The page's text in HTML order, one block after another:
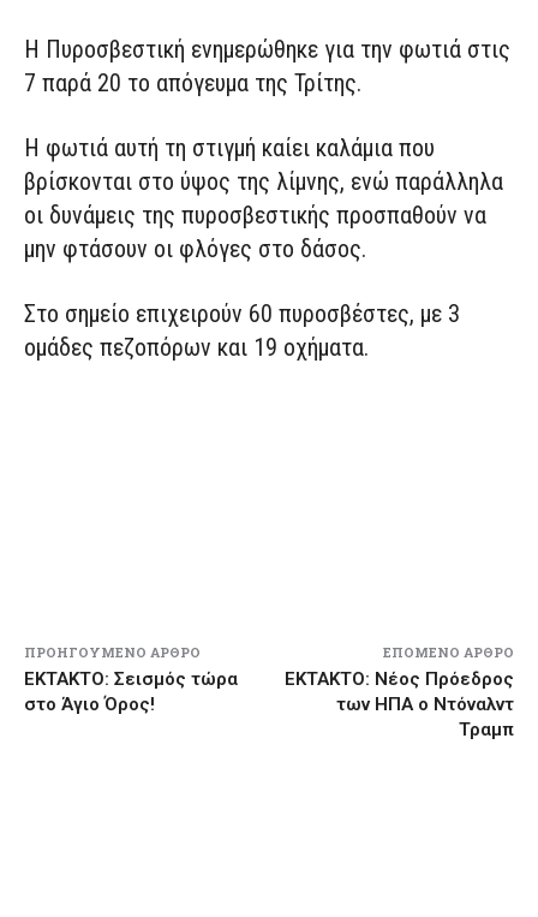
Η Πυροσβεστική ενημερώθηκε για την φωτιά στις
7 παρά 20 το απόγευμα της Τρίτης.
Η φωτιά αυτή τη στιγμή καίει καλάμια που
βρίσκονται στο ύψος της λίμνης, ενώ παράλληλα
οι δυνάμεις της πυροσβεστικής προσπαθούν να
μην φτάσουν οι φλόγες στο δάσος.
Στο σημείο επιχειρούν 60 πυροσβέστες, με 3
ομάδες πεζοπόρων και 19 οχήματα.
ΠΡΟΗΓΟΎΜΕΝΟ ΆΡΘΡΟ
ΕΚΤΑΚΤΟ: Σεισμός τώρα
στο Άγιο Όρος!
ΕΠΌΜΕΝΟ ΆΡΘΡΟ
ΕΚΤΑΚΤΟ: Νέος Πρόεδρος
των ΗΠΑ ο Ντόναλντ
Τραμπ